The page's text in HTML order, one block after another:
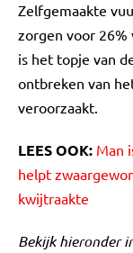
Zelfgemaakte
zorgen voor
is het topje van
ontbreken van
veroorzaakt.
LEES OOK: Man
helpt
kwijtraakte
Bekijk hieronder